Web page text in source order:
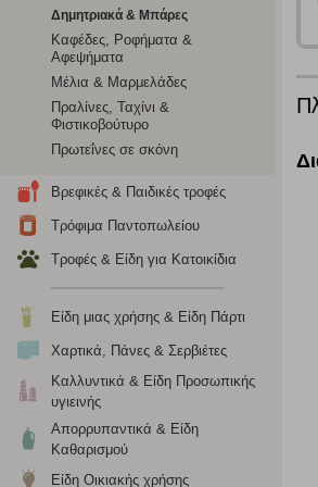
Δημητριακά & Μπάρες
Καφέδες, Ροφήματα &
Αφεψήματα
Μέλια & Μαρμελάδες
Πραλίνες, Ταχίνι &
Φιστικοβούτυρο
Πρωτεΐνες σε σκόνη
Βρεφικές & Παιδικές τροφές
Τρόφιμα Παντοπωλείου
Τροφές & Είδη για Κατοικίδια
Είδη μιας χρήσης & Είδη Πάρτι
Χαρτικά, Πάνες & Σερβιέτες
Καλλυντικά & Είδη Προσωπικής
υγιεινής
Απορρυπαντικά & Είδη
Καθαρισμού
Είδη Οικιακής χρήσης
Ενημέρωση
Κατά την απλή περιήγηση ή/και
περιέχουν προσωποποιημένα
υπολογιστή ή την ηλεκτρονική
σας. Η κατηγορία των απολύτως
σχετικό κουμπί επάνω δεξιά,
σας ή/και της χρήσης των
Λειτουργικά cookies